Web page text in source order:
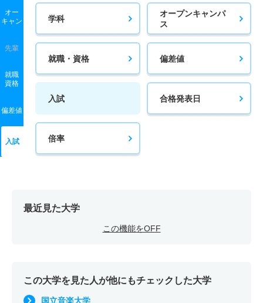
オー
キャン
先輩
就職
資格
偏差値
入試
学科
オープンキャンパ
ス
就職・資格 偏差値
入試 合格発表日
倍率
最近見た大学
この機能をOFF
この大学を見た人が他にもチェックした大学
国立音楽大学